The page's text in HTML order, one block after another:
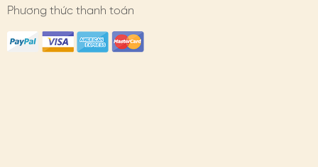
Phương thức thanh toán